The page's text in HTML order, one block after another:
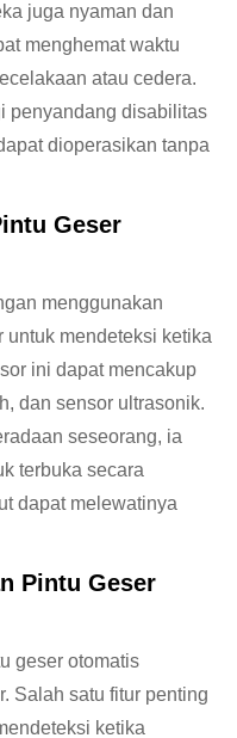
juga nyaman dan
menghemat waktu
atau cedera.
penyandang disabilitas
dioperasikan tanpa
Geser
menggunakan
untuk mendeteksi ketika
ini dapat mencakup
dan sensor ultrasonik.
seseorang, ia
terbuka secara
dapat melewatinya
Pintu Geser
geser otomatis
Salah satu fitur penting
ketika